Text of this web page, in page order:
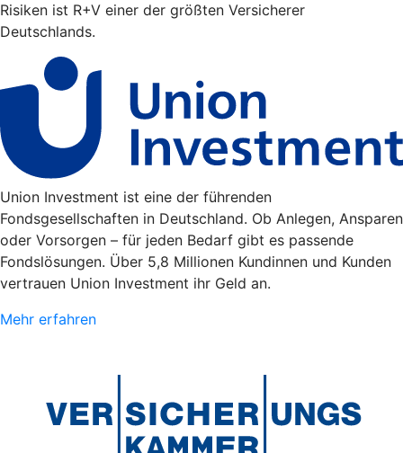
Risiken ist R+V einer der größten Versicherer
Deutschlands.
Union Investment ist eine der führenden
Fondsgesellschaften in Deutschland. Ob Anlegen, Ansparen
oder Vorsorgen – für jeden Bedarf gibt es passende
Fondslösungen. Über 5,8 Millionen Kundinnen und Kunden
vertrauen Union Investment ihr Geld an.
Mehr erfahren